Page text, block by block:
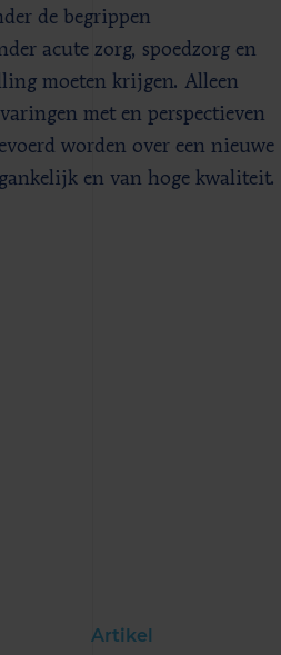
de begrippen
acute zorg, spoedzorg en
moeten krijgen. Alleen
met en perspectieven
worden over een nieuwe
en van hoge kwaliteit.
Artikel